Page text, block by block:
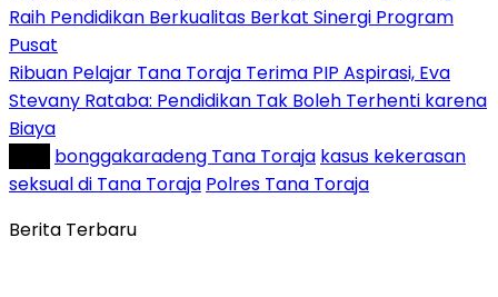
Raih Pendidikan Berkualitas Berkat Sinergi Program
Pusat
Ribuan Pelajar Tana Toraja Terima PIP Aspirasi, Eva
Stevany Rataba: Pendidikan Tak Boleh Terhenti karena
Biaya
bonggakaradeng Tana Toraja kasus kekerasan
seksual di Tana Toraja Polres Tana Toraja
Berita Terbaru